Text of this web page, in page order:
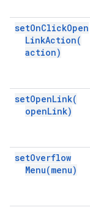
setOnClickOpen
LinkAction(
action)
setOpenLink(
openLink)
setOverflow
Menu(menu)